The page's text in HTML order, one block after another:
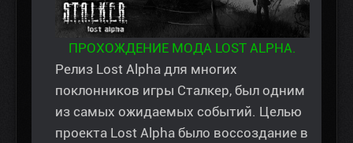
ПРОХОЖДЕНИЕ МОДА LOST ALPHA.
Релиз Lost Alpha для многих
поклонников игры Сталкер, был одним
из самых ожидаемых событий. Целью
проекта Lost Alpha было воссоздание в